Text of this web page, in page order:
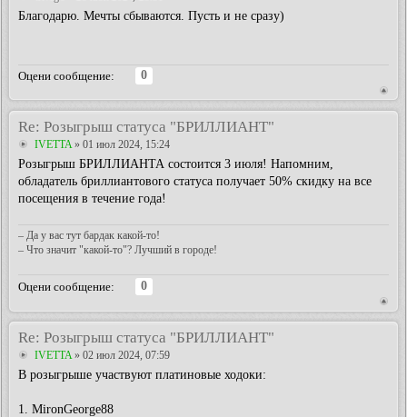
Благодарю. Мечты сбываются. Пусть и не сразу)
Оцени сообщение:
0
Re: Розыгрыш статуса "БРИЛЛИАНТ"
IVETTA» 01 июл 2024, 15:24
Розыгрыш БРИЛЛИАНТА состоится 3 июля! Напомним,
обладатель бриллиантового статуса получает 50% скидку на все
посещения в течение года!
– Да у вас тут бардак какой-то!
– Что значит "какой-то"? Лучший в городе!
Оцени сообщение:
0
Re: Розыгрыш статуса "БРИЛЛИАНТ"
IVETTA » 02 июл 2024, 07:59
В розыгрыше участвуют платиновые ходоки:
1. MironGeorge88